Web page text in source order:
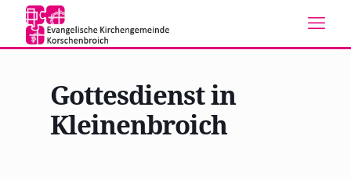
Gottesdienst in
Kleinenbroich